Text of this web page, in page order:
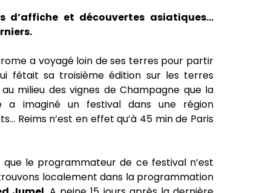
d’affiche et découvertes asiatiques…
a voyagé loin de ses terres pour partir
fêtait sa troisième édition sur les terres
milieu des vignes de Champagne que la
imaginé un festival dans une région
Reims n’est en effet qu’à 45 min de Paris
le programmateur de ce festival n’est
localement dans la programmation